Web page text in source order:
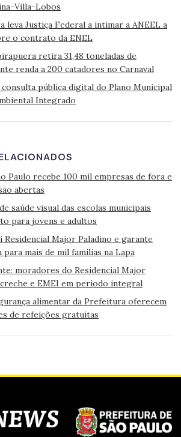
Villa-Lobos
leva Justiça Federal a intimar a ANEEL a
o contrato da ENEL
retira 31,48 toneladas de
renda a 200 catadores no Carnaval
pública digital do Plano Municipal
Integrado
Paulo recebe 100 mil empresas de fora e
abertas
saúde visual das escolas municipais
para jovens e adultos
Major Paladino e garante
mais de mil famílias na Lapa
moradores do Residencial Major
e EMEI em período integral
alimentar da Prefeitura oferecem
de refeições gratuitas